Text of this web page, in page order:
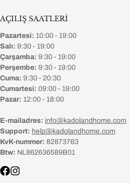
AÇILIŞ SAATLERİ
Pazartesi: 10:00 - 19:00
Salı: 9:30 - 19:00
Çarşamba: 9:30 - 19:00
Perşembe: 9:30 - 19:00
Cuma: 9:30 - 20:30
Cumartesi: 09:00 - 19:00
Pazar: 12:00 - 18:00
E-mailadres: info@kadolandhome.com
Support: help@kadolandhome.com
KvK-nummer: 82873763
Btw: NL862636589B01